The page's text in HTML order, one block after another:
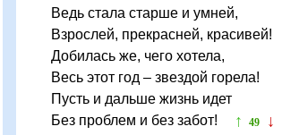
Ведь стала старше и умней,
Взрослей, прекрасней, красивей!
Добилась же, чего хотела,
Весь этот год – звездой горела!
Пусть и дальше жизнь идет
Без проблем и без забот!
↑ 49 ↓